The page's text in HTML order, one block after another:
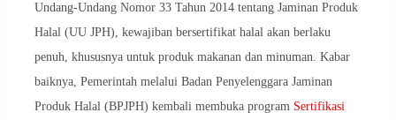
Undang-Undang Nomor 33 Tahun 2014 tentang Jaminan Produk
Halal (UU JPH), kewajiban bersertifikat halal akan berlaku
penuh, khususnya untuk produk makanan dan minuman. Kabar
baiknya, Pemerintah melalui Badan Penyelenggara Jaminan
Produk Halal (BPJPH) kembali membuka program Sertifikasi